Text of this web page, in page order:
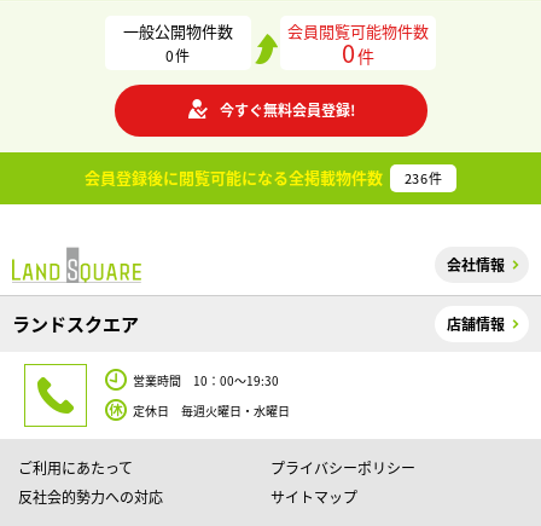
一般公開物件数
0件
会員閲覧可能物件数
0件
今すぐ無料会員登録!
会員登録後に閲覧可能になる全掲載物件数 236件
会社情報
ランドスクエア 店舗情報
営業時間 10：00～19:30
定休日 毎週火曜日・水曜日
ご利用にあたって
プライバシーポリシー
反社会的勢力への対応
サイトマップ